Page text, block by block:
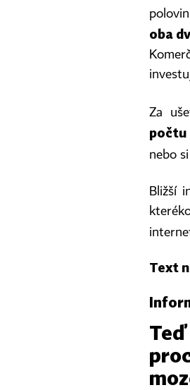
oba
Za
počtu
nebo
Bližší
Text
Teď